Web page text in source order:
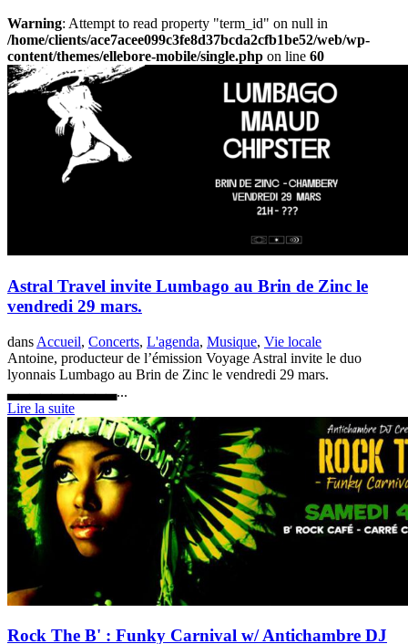
Warning: Attempt to read property "term_id" on null in
/home/clients/ace7acee099c3fe8d37bcda2cfb1be52/web/wp-
content/themes/ellebore-mobile/single.php on line 60
Astral Travel invite Lumbago au Brin de Zinc le
vendredi 29 mars.
dans Accueil, Concerts, L'agenda, Musique, Vie locale
Antoine, producteur de l’émission Voyage Astral invite le duo
lyonnais Lumbago au Brin de Zinc le vendredi 29 mars.
▃▃▃▃▃▃▃▃▃▃...
Lire la suite
Rock The B' : Funky Carnival w/ Antichambre DJ